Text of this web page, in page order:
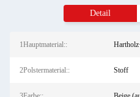
Detail
1Hauptmaterial::
2Polstermaterial:: Stoff